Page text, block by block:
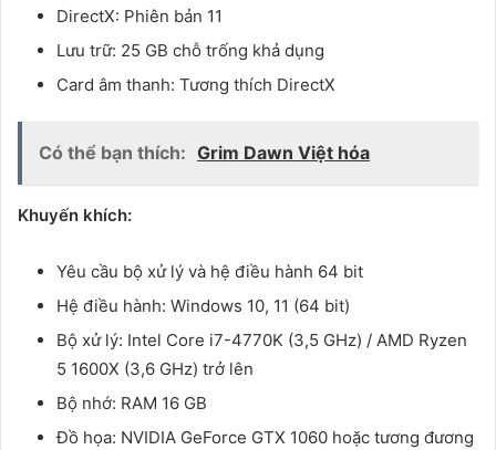
DirectX: Phiên bản 11
Lưu trữ: 25 GB chỗ trống khả dụng
Card âm thanh: Tương thích DirectX
Có thể bạn thích: Grim Dawn Việt hóa
Khuyến khích:
Yêu cầu bộ xử lý và hệ điều hành 64 bit
Hệ điều hành: Windows 10, 11 (64 bit)
Bộ xử lý: Intel Core i7-4770K (3,5 GHz) / AMD Ryzen
5 1600X (3,6 GHz) trở lên
Bộ nhớ: RAM 16 GB
Đồ họa: NVIDIA GeForce GTX 1060 hoặc tương đương